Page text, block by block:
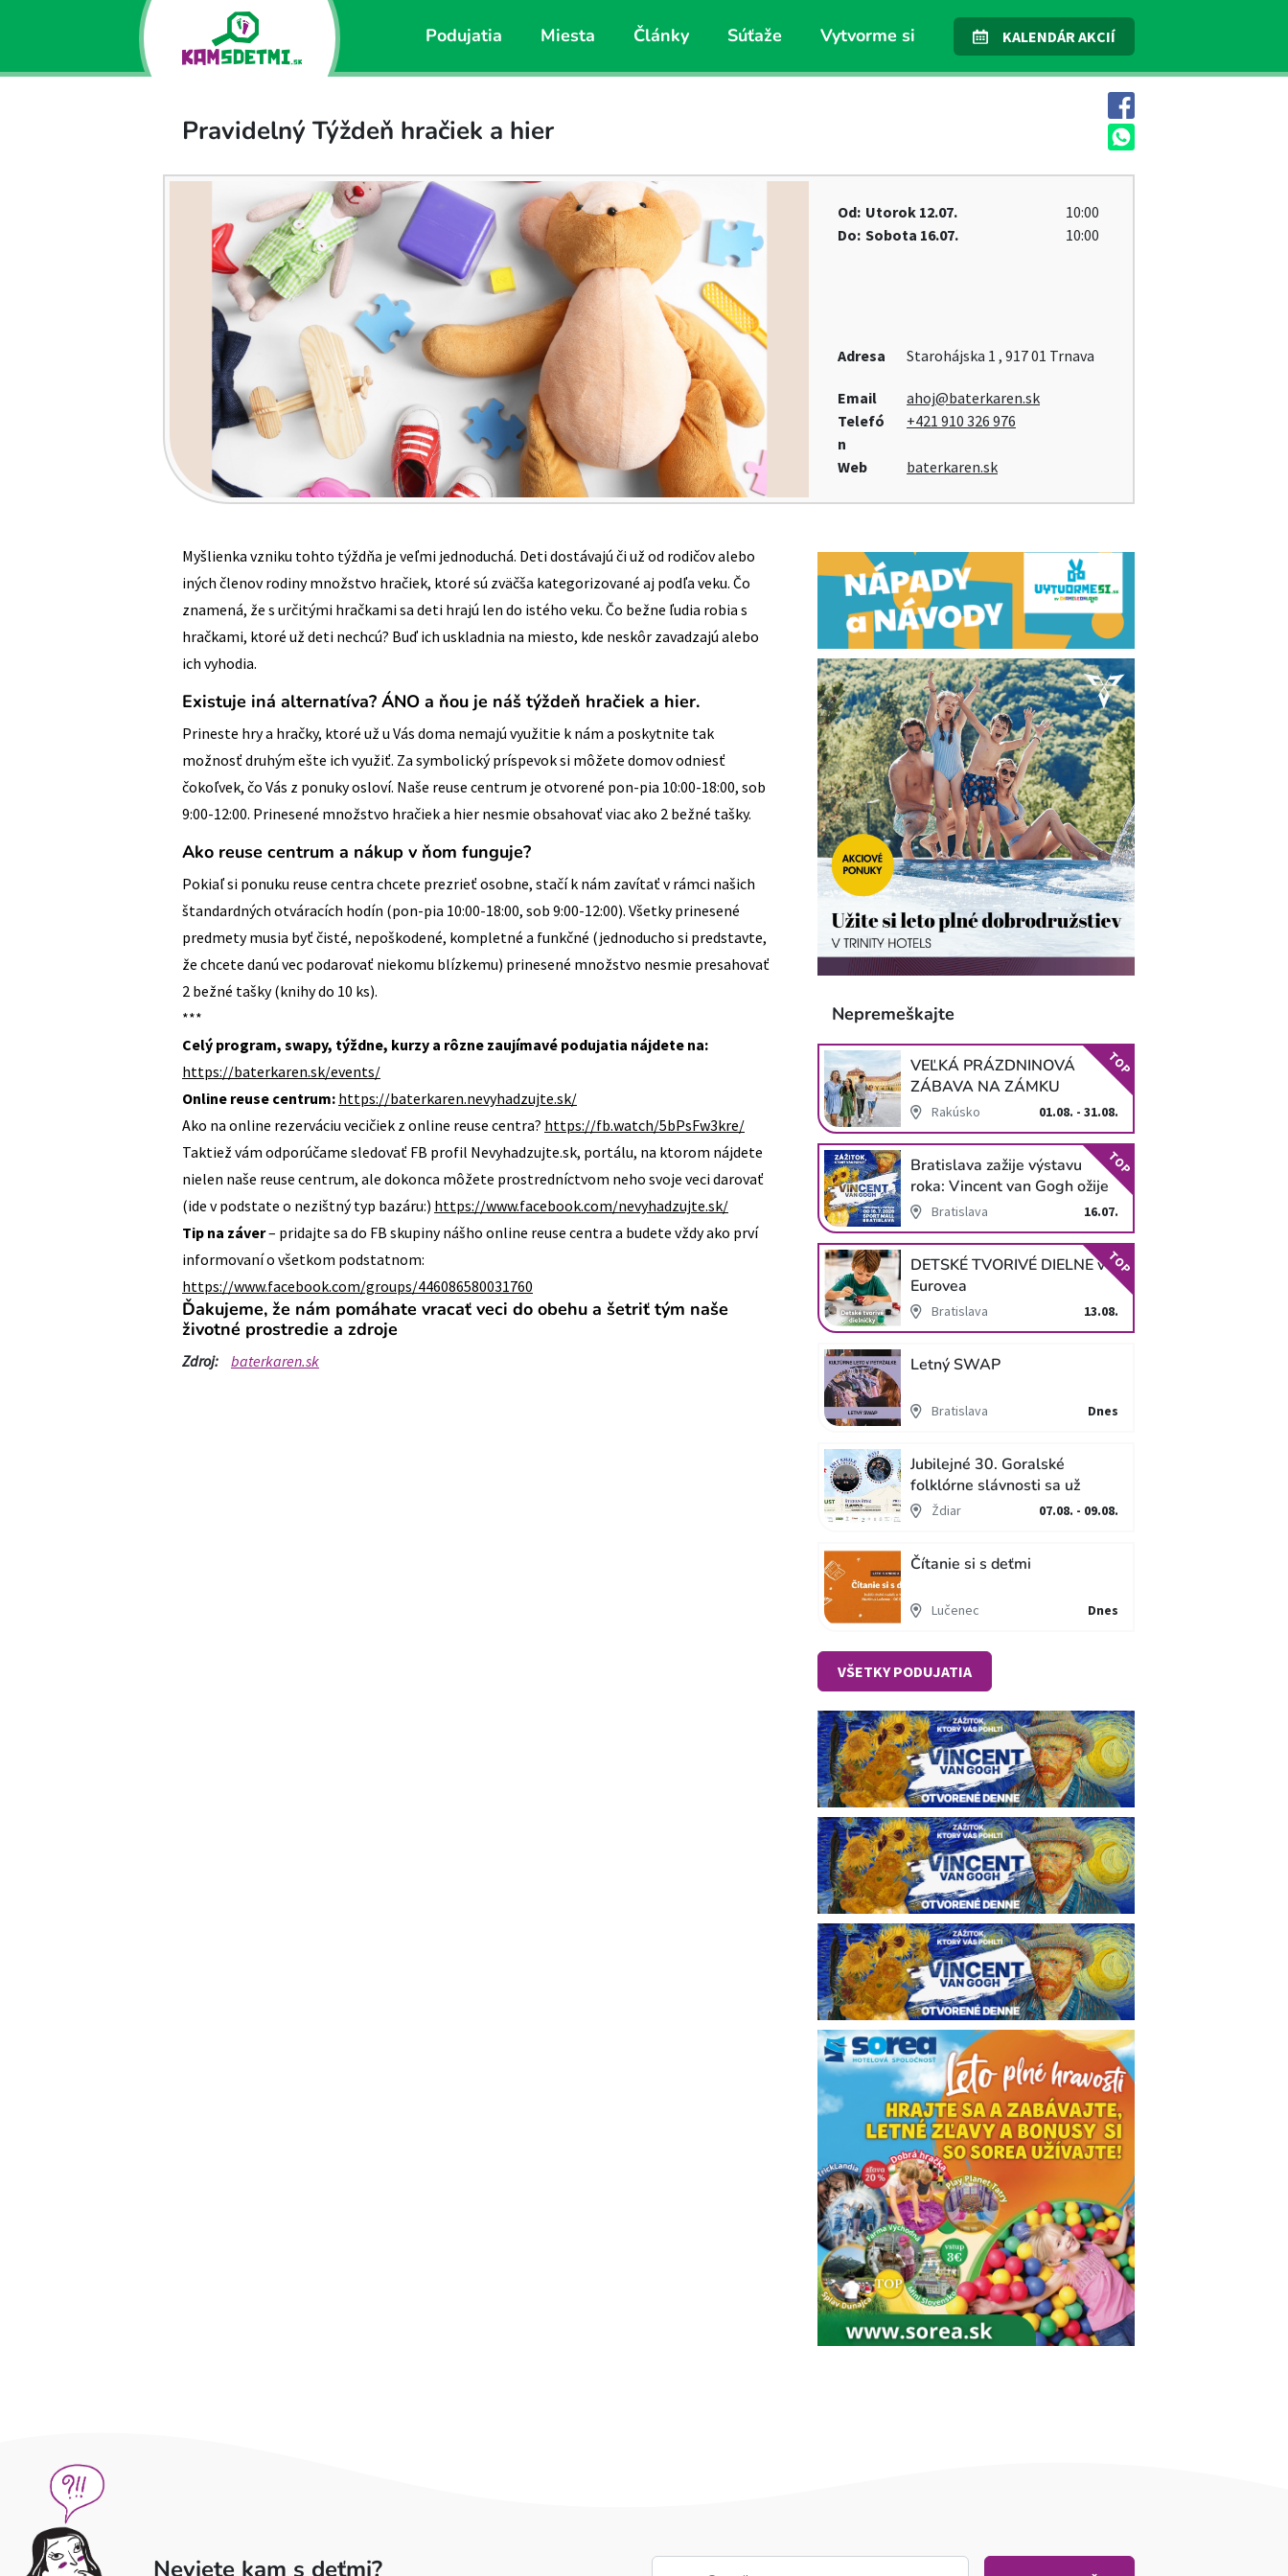
Podujatia Miesta Články Súťaže Vytvorme si KALENDÁR AKCIÍ
Pravidelný Týždeň hračiek a hier
Od: Utorok12.07.
10:00
Do: Sobota 16.07. 10:00
Adresa Starohájska 1 , 917 01 Trnava
Email
ahoj@baterkaren.sk
Telefó
n
+421 910 326 976
Web baterkaren.sk
Myšlienka vzniku tohto týždňa je veľmi jednoduchá. Deti dostávajú či už od rodičov alebo
iných členov rodiny množstvo hračiek, ktoré sú zväčša kategorizované aj podľa veku. Čo
znamená, že s určitými hračkami sa deti hrajú len do istého veku. Čo bežne ľudia robia s
hračkami, ktoré už deti nechcú? Buď ich uskladnia na miesto, kde neskôr zavadzajú alebo
ich vyhodia.
Existuje iná alternatíva? ÁNO a ňou je náš týždeň hračiek a hier.
Prineste hry a hračky, ktoré už u Vás doma nemajú využitie k nám a poskytnite tak
možnosť druhým ešte ich využiť. Za symbolický príspevok si môžete domov odniesť
čokoľvek, čo Vás z ponuky osloví. Naše reuse centrum je otvorené pon-pia 10:00-18:00, sob
9:00-12:00. Prinesené množstvo hračiek a hier nesmie obsahovať viac ako 2 bežné tašky.
Ako reuse centrum a nákup v ňom funguje?
Pokiaľ si ponuku reuse centra chcete prezrieť osobne, stačí k nám zavítať v rámci našich
štandardných otváracích hodín (pon-pia 10:00-18:00, sob 9:00-12:00). Všetky prinesené
predmety musia byť čisté, nepoškodené, kompletné a funkčné (jednoducho si predstavte,
že chcete danú vec podarovať niekomu blízkemu) prinesené množstvo nesmie presahovať
2 bežné tašky (knihy do 10 ks).
***
Celý program, swapy, týždne, kurzy a rôzne zaujímavé podujatia nájdete na:
https://baterkaren.sk/events/
Online reuse centrum: https://baterkaren.nevyhadzujte.sk/
Ako na online rezerváciu vecičiek z online reuse centra? https://fb.watch/5bPsFw3kre/
Taktiež vám odporúčame sledovať FB profil Nevyhadzujte.sk, portálu, na ktorom nájdete
nielen naše reuse centrum, ale dokonca môžete prostredníctvom neho svoje veci darovať
(ide v podstate o nezištný typ bazáru:) https://www.facebook.com/nevyhadzujte.sk/
Tip na záver– pridajte sa do FB skupiny nášho online reuse centra a budete vždy ako prví
informovaní o všetkom podstatnom:
https://www.facebook.com/groups/446086580031760
Ďakujeme, že nám pomáhate vracať veci do obehu a šetriť tým naše
životné prostredie a zdroje
Zdroj: baterkaren.sk
Nepremeškajte
VEĽKÁ PRÁZDNINOVÁ
ZÁBAVA NA ZÁMKU
SCHLOSS HOF
Rakúsko 01.08. - 31.08.
TOP
Bratislava zažije výstavu
roka: Vincent van Gogh ožije
v unikátnej imerzívnej šou!
Bratislava 16.07.
TOP
DETSKÉ TVORIVÉ DIELNE v
Eurovea
Bratislava 13.08.
TOP
Letný SWAP
Bratislava Dnes
Jubilejné 30. Goralské
folklórne slávnosti sa už
blížiaŽdiar 07.08. - 09.08.
Čítanie si s deťmi
Lučenec Dnes
VŠETKY PODUJATIA
Neviete kam s deťmi?